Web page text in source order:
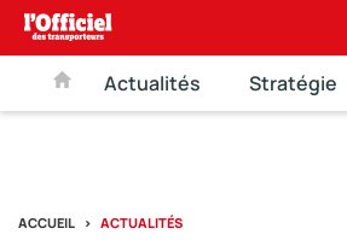
Actualités Stratégie
ACCUEIL ACTUALITÉS